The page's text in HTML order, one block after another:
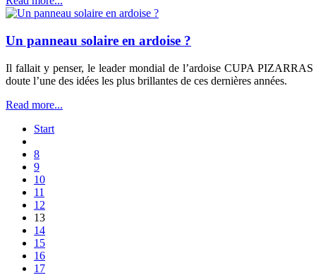
Un panneau solaire en ardoise ?
Il fallait y penser, le leader mondial de l’ardoise CUPA PIZARRAS
doute l’une des idées les plus brillantes de ces dernières années.
Read more...
Start
8
9
10
11
12
13
14
15
16
17